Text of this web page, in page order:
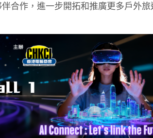
合作，進一步開拓和推廣更多戶外旅